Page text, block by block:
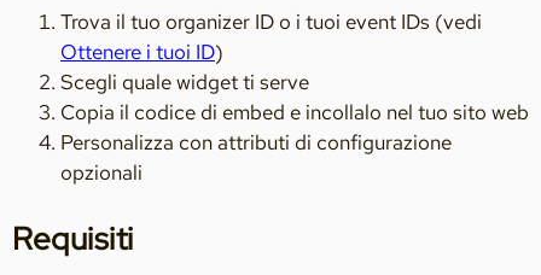
Trova il tuo organizer ID o i tuoi event IDs (vedi
Ottenere i tuoi ID)
Scegli quale widget ti serve
Copia il codice di embed e incollalo nel tuo sito web
Personalizza con attributi di configurazione
opzionali
Requisiti